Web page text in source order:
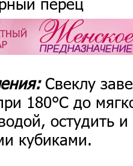
Свеклу
180°С до
остудить
кубиками.